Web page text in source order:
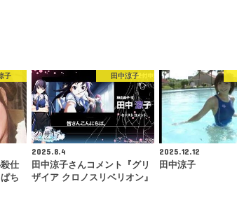
子
仕
ち
田中涼子
2025.8.4
田中涼子さんコメント『グリ
ザイア クロノスリベリオン』
2025.12.12
田中涼子